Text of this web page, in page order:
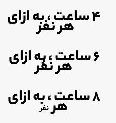
4 ساعت ، به ازای
هر نفر
6 ساعت ، به ازای
هر نفر
8 ساعت ، به ازای
هرنفر